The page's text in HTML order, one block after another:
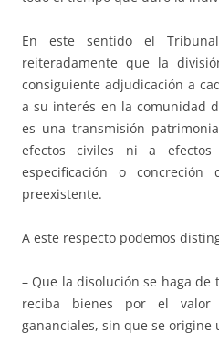
En este sentido el
reiteradamente que la
consiguiente adjudicación a
a su interés en la comunidad
es una transmisión
efectos civiles ni a
especificación o
preexistente.
A este respecto podemos
– Que la disolución se haga de
reciba bienes por el
gananciales, sin que se origine